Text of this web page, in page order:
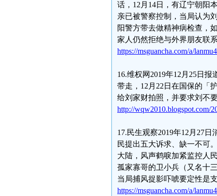
话，12月14日，有辽宁朝阳
亲已被警察控制，当局认为
阳警方带去做精神病检查，
家人仍然拒绝与外界朋友联
https://msguancha.com/a/
16.维权网2019年12月25日
带走，12月22日在国保的「
给刘家财拍照，并要求刘不
http://wqw2010.blogspot.com/
17.民生观察2019年12月27
民提出五大诉求、缺一不可
大陆，风声鹤唳加紧监控人
孤家寡哥的卫小兵（又名十
当局捕风捉影吓唬要定性是
https://msguancha.com/a/